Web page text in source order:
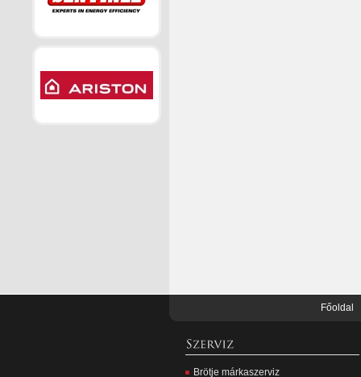
Főoldal
Brötje márkaszerviz